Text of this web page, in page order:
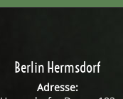
Berlin Hermsdorf
Adresse: